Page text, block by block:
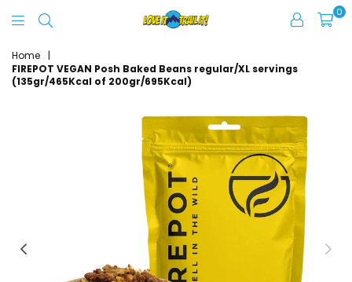
It
Trail
0
Home
|
FIREPOT VEGAN Posh Baked Beans regular/XL servings
(135gr/465Kcal of 200gr/695Kcal)